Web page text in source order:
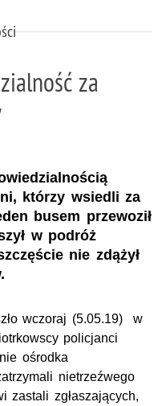
za
którzy wsiedli za
busem przewoził
w podróż
nie zdążył
wczoraj (5.05.19) w
policjanci
ośrodka
nietrzeźwego
zastali zgłaszających,